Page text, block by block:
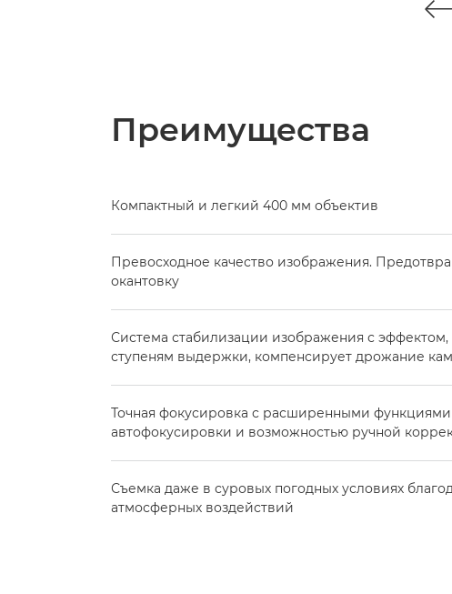
Преимущества
Компактный и легкий 400 мм объектив
Превосходное качество изображения.
окантовку
Система стабилизации изображения с
ступеням выдержки, компенсирует дрожание
Точная фокусировка с расширенными
автофокусировки и возможностью ручной
Съемка даже в суровых погодных условиях
атмосферных воздействий